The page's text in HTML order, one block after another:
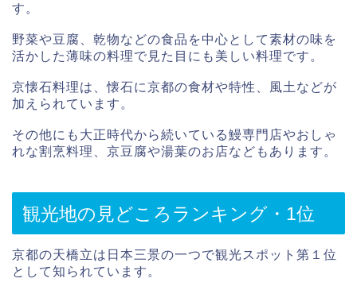
す。
野菜や豆腐、乾物などの食品を中心として素材の味を
活かした薄味の料理で見た目にも美しい料理です。
京懐石料理は、懐石に京都の食材や特性、風土などが
加えられています。
その他にも大正時代から続いている鰻専門店やおしゃ
れな割烹料理、京豆腐や湯葉のお店などもあります。
観光地の見どころランキング・1位
京都の天橋立は日本三景の一つで観光スポット第１位
として知られています。